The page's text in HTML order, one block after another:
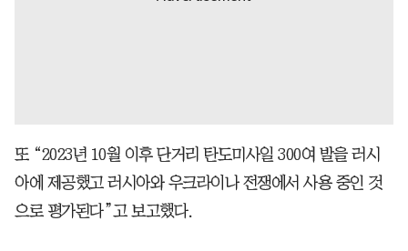
또 “2023년 10월 이후 단거리 탄도미사일 300여 발을 러시
아에 제공했고 러시아와 우크라이나 전쟁에서 사용 중인 것
으로 평가된다”고 보고했다.